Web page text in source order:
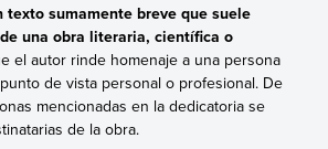
texto sumamente breve que suele
una obra literaria, científica o
el autor rinde homenaje a una persona
de vista personal o profesional. De
mencionadas en la dedicatoria se
de la obra.